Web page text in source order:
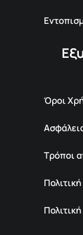
Όροι
Τρόποι